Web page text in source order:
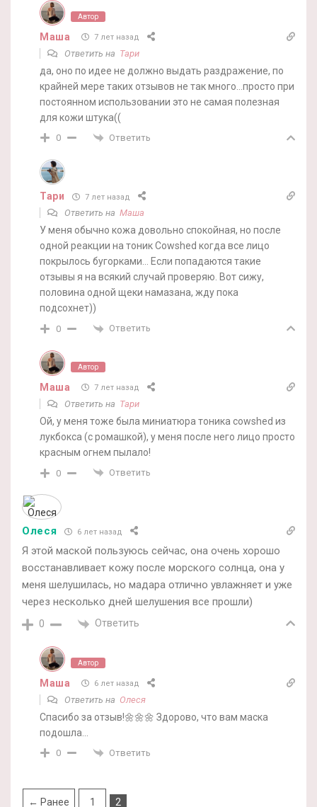
Автор
Маша 7 лет назад
Ответить на Тари
да, оно по идее не должно выдать раздражение, по
крайней мере таких отзывов не так много…просто при
постоянном использовании это не самая полезная
для кожи штука((
0 Ответить
Тари 7 лет назад
Ответить на Маша
У меня обычно кожа довольно спокойная, но после
одной реакции на тоник Cowshed когда все лицо
покрылось бугорками… Если попадаются такие
отзывы я на всякий случай проверяю. Вот сижу,
половина одной щеки намазана, жду пока
подсохнет))
0 Ответить
Автор
Маша 7 лет назад
Ответить на Тари
Ой, у меня тоже была миниатюра тоника cowshed из
лукбокса (с ромашкой), у меня после него лицо просто
красным огнем пылало!
0 Ответить
Олеся 6 лет назад
Я этой маской пользуюсь сейчас, она очень хорошо
восстанавливает кожу после морского солнца, она у
меня шелушилась, но мадара отлично увлажняет и уже
через несколько дней шелушения все прошли)
0 Ответить
Автор
Маша 6 лет назад
Ответить на Олеся
Спасибо за отзыв!🌼🌼🌼 Здорово, что вам маска
подошла…
0 Ответить
← Ранее 1 2